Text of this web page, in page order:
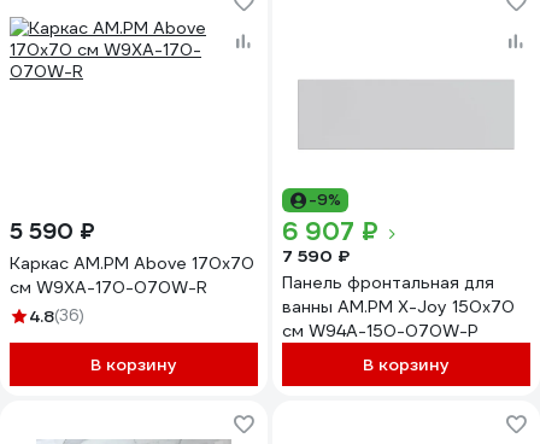
5 590 ₽
Каркас AM.PM Above 170х70
см W9XA-170-070W-R
4.8(36)
В корзину
-9%
6 907 ₽
7 590 ₽
Панель фронтальная для
ванны AM.PM X-Joy 150x70
см W94A-150-070W-P
В корзину